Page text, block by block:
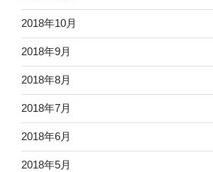
2018年10月
2018年9月
2018年8月
2018年7月
2018年6月
2018年5月